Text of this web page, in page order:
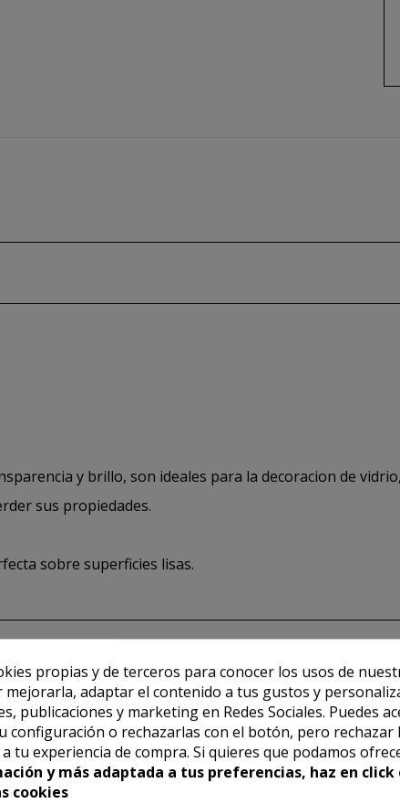
y brillo, son ideales para la decoracion de
sus propiedades.
sobre superficies lisas.
propias y de terceros para conocer los usos de
mejorarla, adaptar el contenido a tus gustos y
publicaciones y marketing en Redes Sociales. Puedes
configuración o rechazarlas con el botón, pero rechazar
tu experiencia de compra. Si quieres que podamos
y más adaptada a tus preferencias, haz en click
cookies